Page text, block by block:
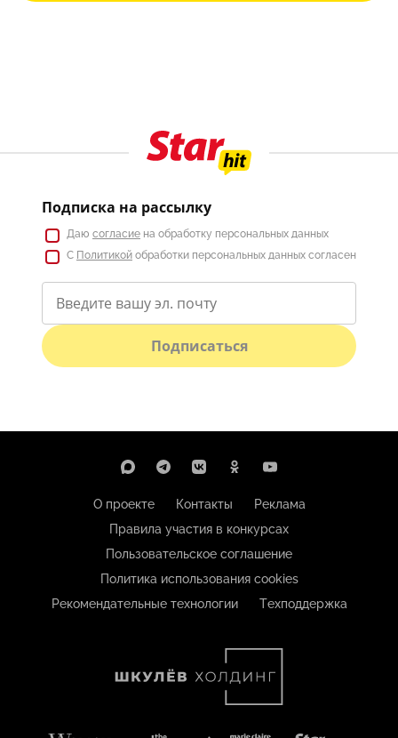
Подписка на рассылку
Даю согласие на обработку персональных данных
С Политикой обработки персональных данных согласен
Подписаться
О проекте Контакты
Реклама
Правила участия в конкурсах
Пользовательское соглашение
Политика использования cookies
Рекомендательные технологии
Техподдержка